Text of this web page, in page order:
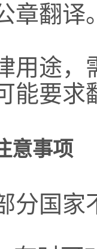
章翻译
用途，
能要
意事项
分国家